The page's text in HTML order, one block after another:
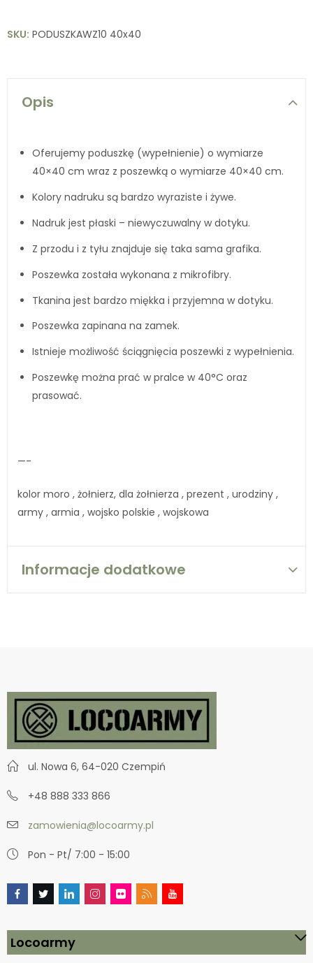
SKU: PODUSZKAWZ10 40x40
Opis
Oferujemy poduszkę (wypełnienie) o wymiarze
40×40 cm wraz z poszewką o wymiarze 40×40 cm.
Kolory nadruku są bardzo wyraziste i żywe.
Nadruk jest płaski – niewyczuwalny w dotyku.
Z przodu i z tyłu znajduje się taka sama grafika.
Poszewka została wykonana z mikrofibry.
Tkanina jest bardzo miękka i przyjemna w dotyku.
Poszewka zapinana na zamek.
Istnieje możliwość ściągnięcia poszewki z wypełnienia.
Poszewkę można prać w pralce w 40°C oraz
prasować.
—-
kolor moro , żołnierz, dla żołnierza , prezent , urodziny ,
army , armia , wojsko polskie , wojskowa
Informacje dodatkowe
ul. Nowa 6, 64-020 Czempiń
+48 888 333 866
zamowienia@locoarmy.pl
Pon - Pt/ 7:00 - 15:00
Locoarmy